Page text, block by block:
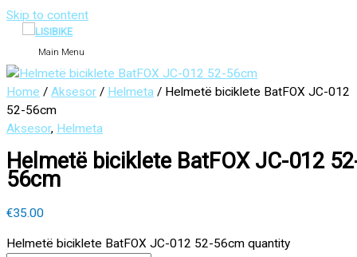
Skip to content
Main Menu
Home / Aksesor / Helmeta / Helmetë biciklete BatFOX JC-012
52-56cm
Aksesor, Helmeta
Helmetë biciklete BatFOX JC-012
56cm
€35.00
Helmetë biciklete BatFOX JC-012 52-56cm quantity